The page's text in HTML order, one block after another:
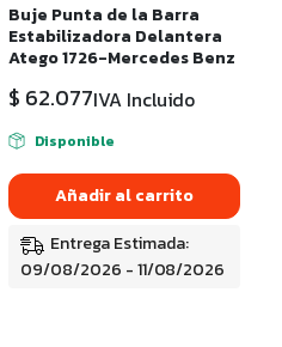
Buje Punta de la Barra
Estabilizadora Delantera
Atego 1726-Mercedes Benz
$ 62.077IVA Incluido
Disponible
Añadir al carrito
Entrega Estimada:
09/08/2026 - 11/08/2026